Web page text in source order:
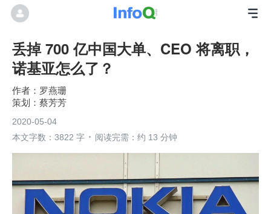
丢掉 700 亿中国大单、CEO 将离职，
诺基亚怎么了？
罗燕珊
蔡芳芳
2020-05-04
本文字数：3822 字
阅读完需：约 13 分钟